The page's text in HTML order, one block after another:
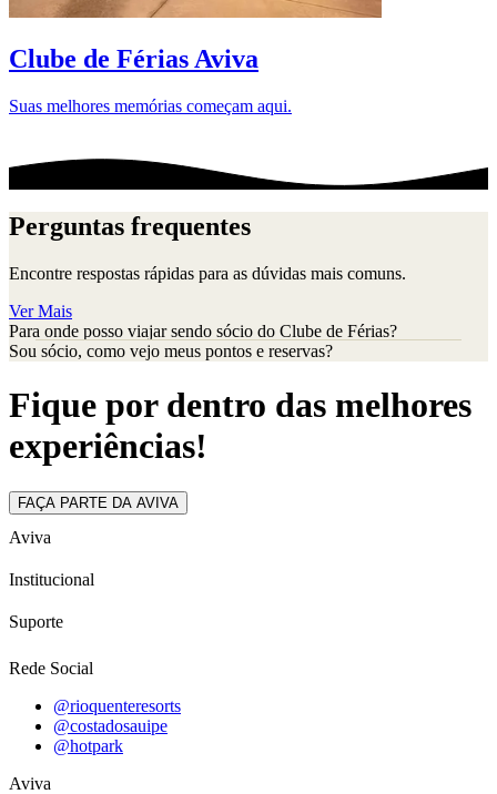
Clube de Férias Aviva
Suas melhores memórias começam aqui.
Perguntas frequentes
Encontre respostas rápidas para as dúvidas mais comuns.
Ver Mais
Para onde posso viajar sendo sócio do Clube de Férias?
Sou sócio, como vejo meus pontos e reservas?
Fique por dentro das melhores
experiências!
FAÇA PARTE DA AVIVA
Aviva
Institucional
Suporte
Rede Social
@rioquenteresorts
@costadosauipe
@hotpark
Aviva